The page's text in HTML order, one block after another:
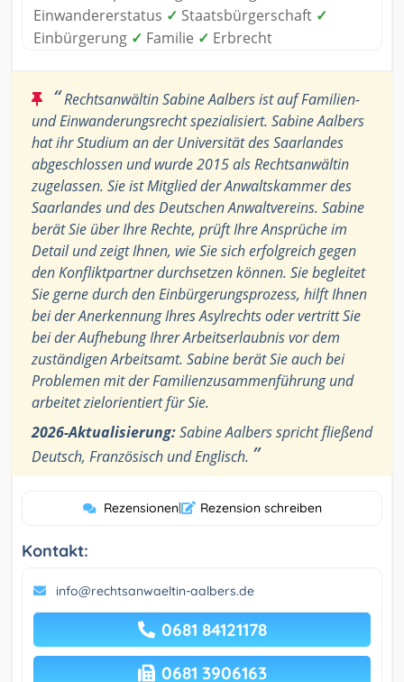
Einwandererstatus ✓ Staatsbürgerschaft ✓
Einbürgerung ✓ Familie ✓ Erbrecht
“Rechtsanwältin Sabine Aalbers ist auf Familien-
und Einwanderungsrecht spezialisiert. Sabine Aalbers
hat ihr Studium an der Universität des Saarlandes
abgeschlossen und wurde 2015 als Rechtsanwältin
zugelassen. Sie ist Mitglied der Anwaltskammer des
Saarlandes und des Deutschen Anwaltvereins. Sabine
berät Sie über Ihre Rechte, prüft Ihre Ansprüche im
Detail und zeigt Ihnen, wie Sie sich erfolgreich gegen
den Konfliktpartner durchsetzen können. Sie begleitet
Sie gerne durch den Einbürgerungsprozess, hilft Ihnen
bei der Anerkennung Ihres Asylrechts oder vertritt Sie
bei der Aufhebung Ihrer Arbeitserlaubnis vor dem
zuständigen Arbeitsamt. Sabine berät Sie auch bei
Problemen mit der Familienzusammenführung und
arbeitet zielorientiert für Sie.
2026-Aktualisierung:Sabine Aalbers spricht fließend
Deutsch, Französisch und Englisch. ”
Rezensionen| Rezension schreiben
Kontakt:
info@rechtsanwaeltin-aalbers.de
0681 84121178
0681 3906163